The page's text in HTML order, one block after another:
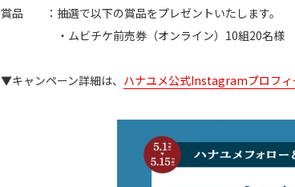
賞品 ：抽選で以下の賞品をプレゼントいたします。
・ムビチケ前売券（オンライン）10組20名様
▼キャンペーン詳細は、 ハナユメ公式Instagramプロフィ